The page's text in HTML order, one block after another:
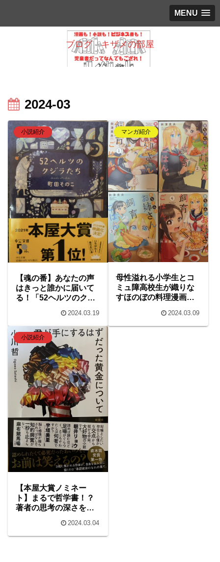
MENU
ブログ キザメの部屋
2024-03
小説紹介
【魂の番】あなたの声
はきっと誰かに届いて
る！「52ヘルツのクジ
2024.03.19
マンガ紹介
母性溢れる小学生とコ
ミュ障高校生が織りな
すほのぼの料理漫画
飼育ごはん。』2024.03.09
小説紹介
【本屋大賞ノミネー
ト】まるで哲学書！？
著者の思考の深さを窺
手にするはずだった黄
金について』
2024.03.04